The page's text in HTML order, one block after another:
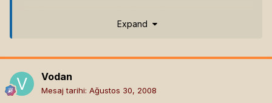
insanlarin zamanlarini yada fikirlerini calmak gibi bir
kisiler irtibata dahi gecmezler
ama daha da önemlisi, insanlardan sana güvenmelerini
bekliyor fakat onlara güvenmeyip hiçbir bilgi vermeyeceğini
Expand
Vodan
Mesaj tarihi: Ağustos 30, 2008